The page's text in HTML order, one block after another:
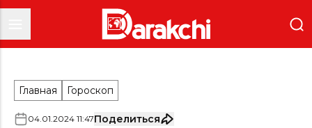
Главная Гороскоп
04.01.2024 11:47Поделиться